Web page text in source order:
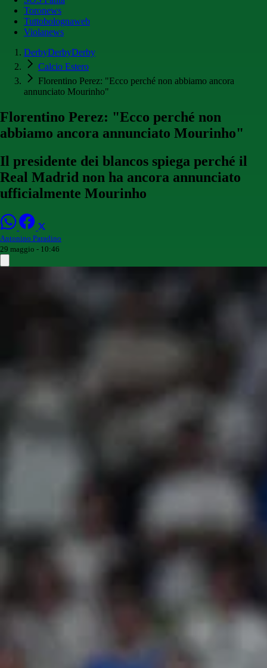
Toronews
Tuttobolognaweb
Violanews
DerbyDerbyDerby
Calcio Estero
Florentino Perez: "Ecco perché non abbiamo ancora
annunciato Mourinho"
Florentino Perez: "Ecco perché non
abbiamo ancora annunciato Mourinho"
Il presidente dei blancos spiega perché il
Real Madrid non ha ancora annunciato
ufficialmente Mourinho
Antonino Paradino
29 maggio - 10:46